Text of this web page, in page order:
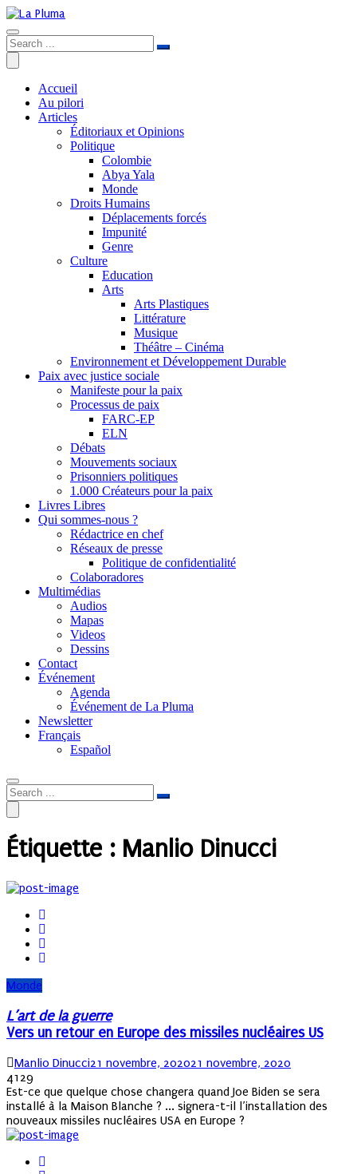
Accueil
Au pilori
Articles
Éditoriaux et Opinions
Politique
Colombie
Abya Yala
Monde
Droits Humains
Déplacements forcés
Impunité
Genre
Culture
Education
Arts
Arts Plastiques
Littérature
Musique
Théâtre – Cinéma
Environnement et Développement Durable
Paix avec justice sociale
Manifeste pour la paix
Processus de paix
FARC-EP
ELN
Débats
Mouvements sociaux
Prisonniers politiques
1.000 Créateurs pour la paix
Livres Libres
Qui sommes-nous ?
Rédactrice en chef
Réseaux de presse
Politique de confidentialité
Colaboradores
Multimédias
Audios
Mapas
Videos
Dessins
Contact
Événement
Agenda
Événement de La Pluma
Newsletter
Français
Español
Étiquette : Manlio Dinucci
Monde
L’art de la guerre
Vers un retour en Europe des missiles nucléaires US
Author
Manlio DinucciPosted
21 novembre, 202021 novembre, 2020
4129
Est-ce que quelque chose changera quand Joe Biden se sera
installé à la Maison Blanche ? ... signera-t-il l’installation des
nouveaux missiles nucléaires USA en Europe ?